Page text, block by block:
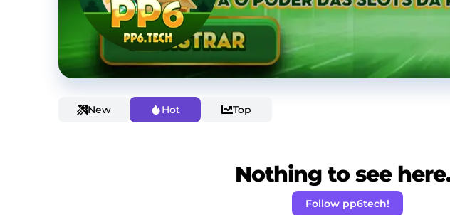
New Hot Top
Nothing to see
Follow pp6tech!